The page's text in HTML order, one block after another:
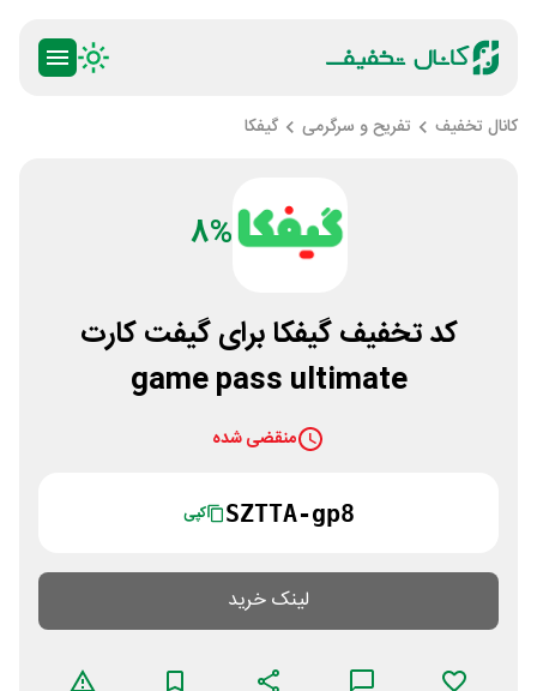
کانال تخفیف تفریح و سرگرمی گیفکا
8%
کد تخفیف گیفکا برای گیفت کارت
game pass ultimate
منقضی شده
SZTTA-gp8 کپی
لینک خرید